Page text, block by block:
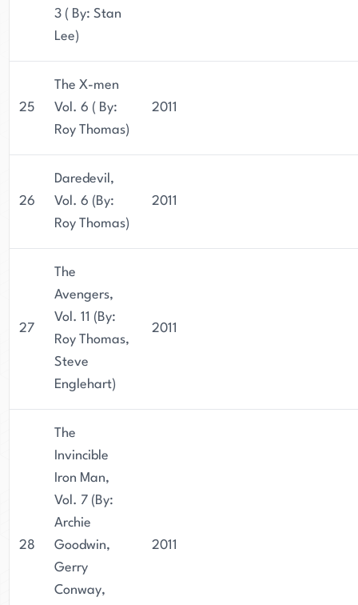
3 ( By: Stan
Lee)
25
The X-men
Vol. 6 ( By:
Roy Thomas)
2011
26
Daredevil,
Vol. 6 (By:
Roy Thomas)
2011
27
The
Avengers,
Vol. 11 (By:
Roy Thomas,
Steve
Englehart)
2011
28
The
Invincible
Iron Man,
Vol. 7 (By:
Archie
Goodwin,
Gerry
Conway,
2011